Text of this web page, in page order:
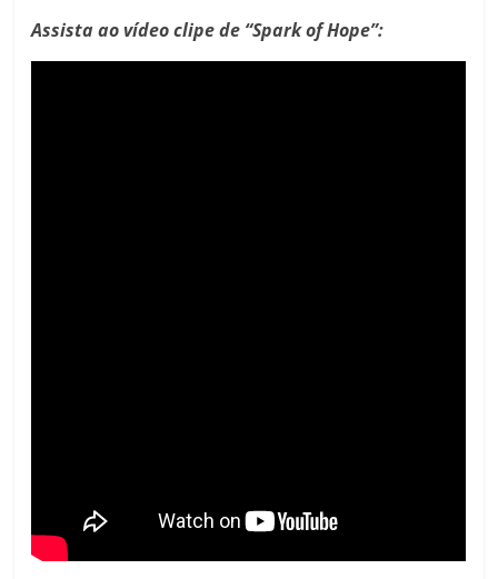
Assista ao vídeo clipe de “Spark of Hope”: